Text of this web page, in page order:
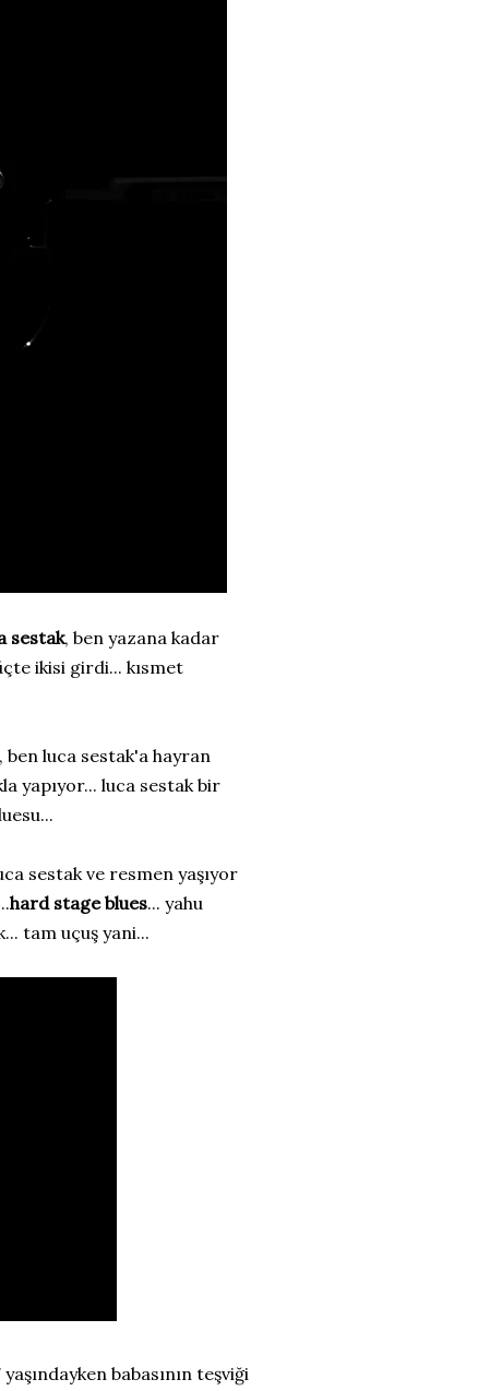
sestak, ben yazana kadar
ikisi girdi... kısmet
luca sestak'a hayran
yapıyor... luca sestak bir
sestak ve resmen yaşıyor
hard stage blues... yahu
tam uçuş yani...
babasının teşviği